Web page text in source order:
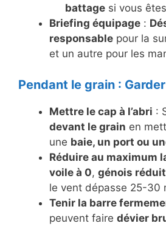
battagesi vous
Briefing équipage :
responsable pour la
et un autre pour les
Pendant le grain :
Mettre le cap à l’abri :
devant le grain en
une baie, un port ou
Réduire au maximum
voile à 0, génois réduit
le vent dépasse 25-30
Tenir la barre
peuvent faire dévier